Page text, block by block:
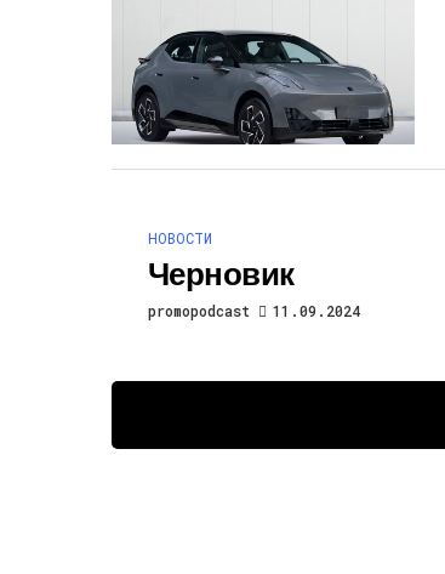
НОВОСТИ
Черновик
promopodcast 11.09.2024